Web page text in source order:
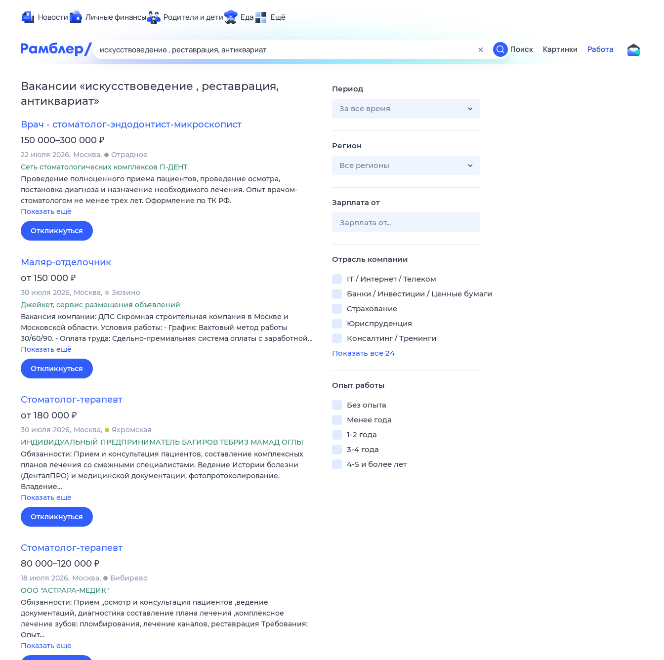
Новости Личные финансы Родители и дети Еда Ещё
Здоровье
Развлечения и отдых
Спорт
Авто
Сберегаем вместе
Гороскопы
Поиск
ТВ-программа
Поиск Картинки Работа
Вакансии «искусствоведение , реставрация,
антиквариат»
Врач - стоматолог-эндодонтист-микроскопист
150 000–300 000 ₽
22 июля 2026 Москва
Отрадное
Сеть стоматологических комплексов П-ДЕНТ
Проведение полноценного приема пациентов, проведение осмотра,
постановка диагноза и назначение необходимого лечения. Опыт врачом-
стоматологом не менее трех лет. Оформление по ТК РФ.
Показать ещё
Откликнуться
Маляр-отделочник
от 150 000 ₽
30 июля 2026 Москва
Зюзино
Джейкет, сервис размещения объявлений
Вакансия компании: ДПС Скромная строительная компания в Москве и
Московской области. Условия работы: - График: Вахтовый метод работы
30/60/90. - Оплата труда: Сдельно-премиальная система оплаты с заработной…
Показать ещё
Откликнуться
Стоматолог-терапевт
от 180 000 ₽
30 июля 2026 Москва
Яхромская
ИНДИВИДУАЛЬНЫЙ ПРЕДПРИНИМАТЕЛЬ БАГИРОВ ТЕБРИЗ МАМАД ОГЛЫ
Обязанности: Прием и консультация пациентов, составление комплексных
планов лечения со смежными специалистами. Ведение Истории болезни
(ДенталПРО) и медицинской документации, фотопротоколирование.
Владение…
Показать ещё
Откликнуться
Стоматолог-терапевт
80 000–120 000 ₽
18 июля 2026 Москва
Бибирево
ООО "АСТРАРА-МЕДИК"
Обязанности: Прием ,,осмотр и консультация пациентов ,ведение
документаций, диагностика составление плана лечения ,комплексное
лечение зубов: пломбирования, лечение каналов, реставрация Требования:
Опыт…
Показать ещё
Период
За всё время
Регион
Все регионы
Зарплата от
Отрасль компании
IT / Интернет / Телеком
Банки / Инвестиции / Ценные бумаги
Страхование
Юриспруденция
Консалтинг / Тренинги
Показать все 24
Опыт работы
Без опыта
Менее года
1-2 года
3-4 года
4-5 и более лет